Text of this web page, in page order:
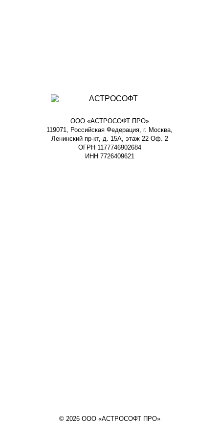
ООО «АСТРОСОФТ ПРО»
119071, Российская Федерация, г. Москва,
Ленинский пр-кт, д. 15А, этаж 22 Оф. 2
ОГРН 1177746902684
ИНН 7726409621
© 2026 ООО «АСТРОСОФТ ПРО»